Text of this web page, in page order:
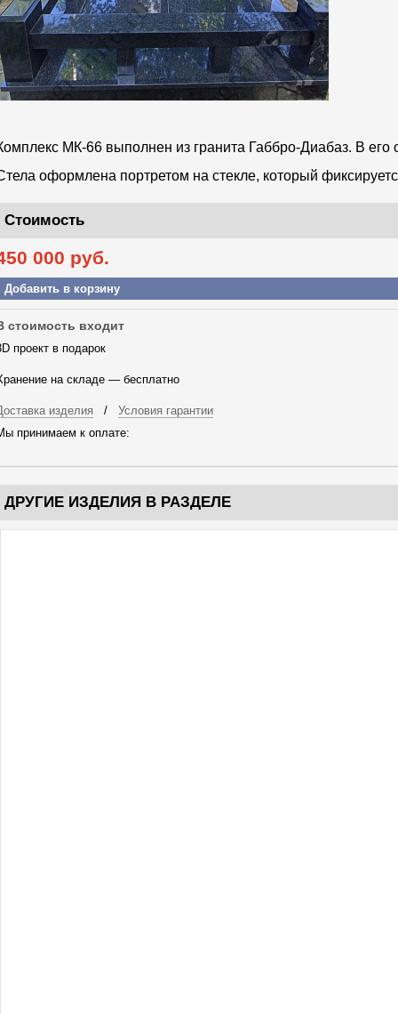
МК-66 выполнен из гранита Габбро-Диабаз. В его
оформлена портретом на стекле, который
Стоимость
000 руб.
Добавить в корзину
стоимость входит
проект в подарок
на складе — бесплатно
изделия / Условия гарантии
принимаем к оплате:
ДРУГИЕ ИЗДЕЛИЯ В РАЗДЕЛЕ